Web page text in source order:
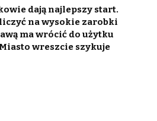
dają najlepszy start.
na wysokie zarobki
ma wrócić do użytku
wreszcie szykuje